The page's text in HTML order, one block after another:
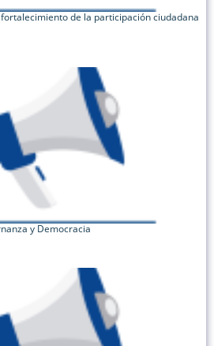
de la participación ciudadana
y Democracia